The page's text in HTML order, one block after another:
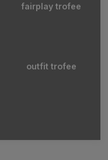
fairplay trofee
outfit trofee